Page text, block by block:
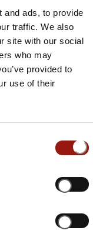
and ads, to provide
traffic. We also
site with our social
who may
provided to
use of their